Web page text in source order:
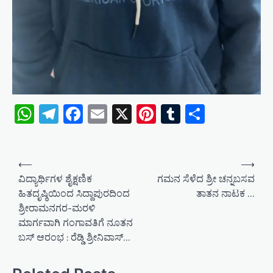
WhatsApp
Telegram
Facebook
Email
X Pinterest
Tumblr
P⟵
ವಿದ್ಯಾರ್ಥಿಗಳ ಶೈಕ್ಷಣಿಕ
ಹಿತದೃಷ್ಠಿಯಿಂದ ಸಿದ್ದಾಪುರದಿಂದ
ಶ್ರೀರಾಮನಗರ-ಮರಳಿ
ಮಾರ್ಗವಾಗಿ ಗಂಗಾವತಿಗೆ ನೂತನ
ಬಸ್ ಆರಂಭ : ರೆಡ್ಡಿ ಶ್ರೀನಿವಾಸ್…
ಗಮನ ಸೆಳೆದ ಶ್ರೀ ಚನ್ನಬಸವ
ತಾತನ ನಾಟಕ …
⟶